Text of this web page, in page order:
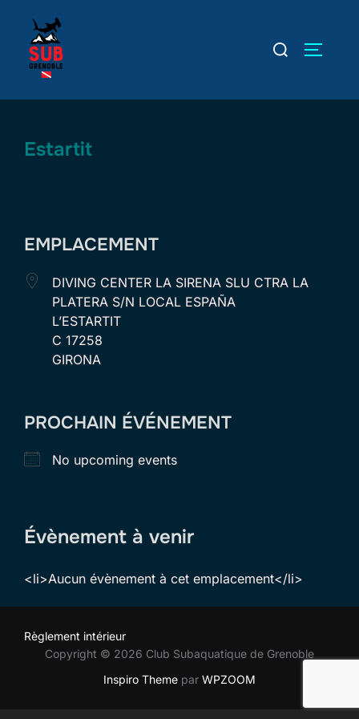
contenu
Rechercher :
Estartit
EMPLACEMENT
DIVING CENTER LA SIRENA SLU CTRA LA
PLATERA S/N LOCAL ESPAÑA
L’ESTARTIT
C 17258
GIRONA
PROCHAIN ÉVÉNEMENT
No upcoming events
Évènement à venir
<li>Aucun évènement à cet emplacement</li>
Règlement intérieur
Copyright © 2026 Club Subaquatique de Grenoble
Inspiro Theme par WPZOOM